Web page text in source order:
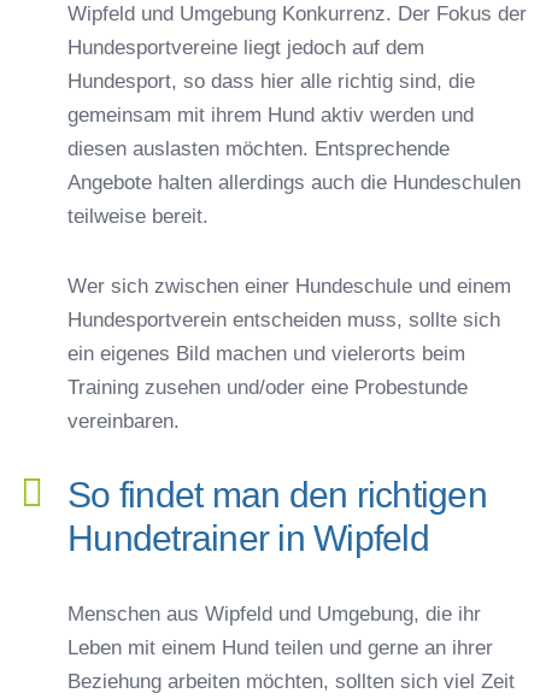
Wipfeld und Umgebung Konkurrenz. Der Fokus der
Hundesportvereine liegt jedoch auf dem
Hundesport, so dass hier alle richtig sind, die
gemeinsam mit ihrem Hund aktiv werden und
diesen auslasten möchten. Entsprechende
Angebote halten allerdings auch die Hundeschulen
teilweise bereit.
Wer sich zwischen einer Hundeschule und einem
Hundesportverein entscheiden muss, sollte sich
ein eigenes Bild machen und vielerorts beim
Training zusehen und/oder eine Probestunde
vereinbaren.
So findet man den richtigen
Hundetrainer in Wipfeld
Menschen aus Wipfeld und Umgebung, die ihr
Leben mit einem Hund teilen und gerne an ihrer
Beziehung arbeiten möchten, sollten sich viel Zeit